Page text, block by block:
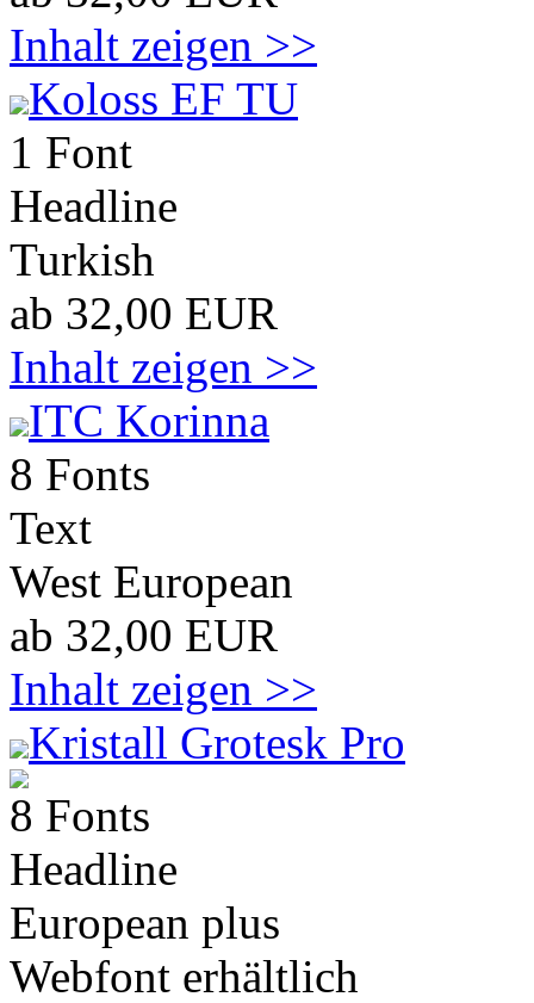
Inhalt zeigen >>
Koloss EF TU
1 Font
Headline
Turkish
ab 32,00 EUR
Inhalt zeigen >>
ITC Korinna
8 Fonts
Text
West European
ab 32,00 EUR
Inhalt zeigen >>
Kristall Grotesk Pro
8 Fonts
Headline
European plus
Webfont erhältlich